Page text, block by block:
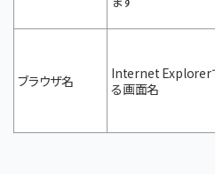
ブラウザ名
Internet Explorer
る画面名